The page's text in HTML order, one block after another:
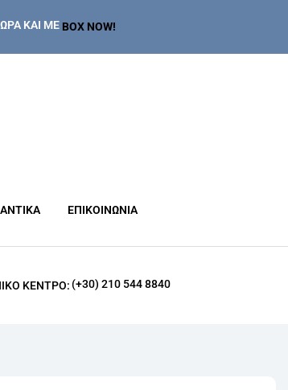
ΚΑΙ ΜΕ BOX NOW!
ΕΠΙΚΟΙΝΩΝΙΑ
ΚΈΝΤΡΟ: (+30) 210 544 8840